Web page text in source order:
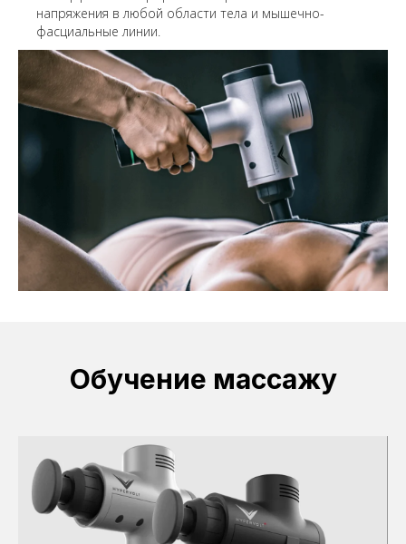
напряжения в любой области тела и мышечно-
фасциальные линии.
Обучение массажу